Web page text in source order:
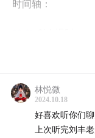
时间轴：
02:48 小朋友对味
顾客比我们
林悦微
2024.10.18
好喜欢听你们聊
上次听完刘丰